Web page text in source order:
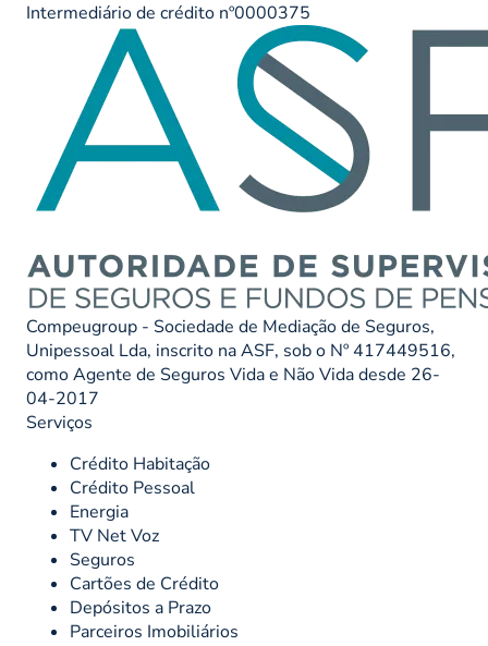
Intermediário de crédito nº0000375
Compeugroup - Sociedade de Mediação de Seguros,
Unipessoal Lda, inscrito na ASF, sob o Nº 417449516,
como Agente de Seguros Vida e Não Vida desde 26-
04-2017
Serviços
Crédito Habitação
Crédito Pessoal
Energia
TV Net Voz
Seguros
Cartões de Crédito
Depósitos a Prazo
Parceiros Imobiliários